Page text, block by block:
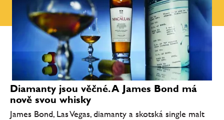
Diamanty jsou věčné. A James Bond má
nově svou whisky
James Bond, Las Vegas, diamanty a skotská single malt